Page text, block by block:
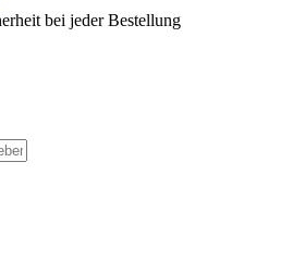
bei jeder Bestellung